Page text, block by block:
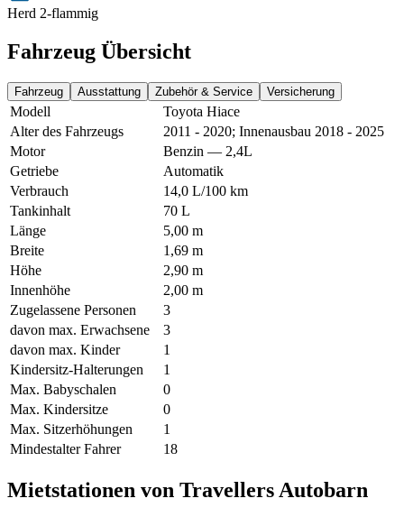
Herd 2-flammig
Fahrzeug Übersicht
Fahrzeug Ausstattung Zubehör & Service Versicherung
Modell
Toyota Hiace
Alter des Fahrzeugs
2011 - 2020; Innenausbau 2018 - 2025
Motor
Benzin — 2,4L
Getriebe
Automatik
Verbrauch
14,0 L/100 km
Tankinhalt
70 L
Länge
5,00 m
Breite
1,69 m
Höhe
2,90 m
Innenhöhe
2,00 m
Zugelassene Personen
3
davon max. Erwachsene
3
davon max. Kinder
1
Kindersitz-Halterungen
1
Max. Babyschalen
0
Max. Kindersitze
0
Max. Sitzerhöhungen
1
Mindestalter Fahrer
18
Mietstationen von Travellers Autobarn